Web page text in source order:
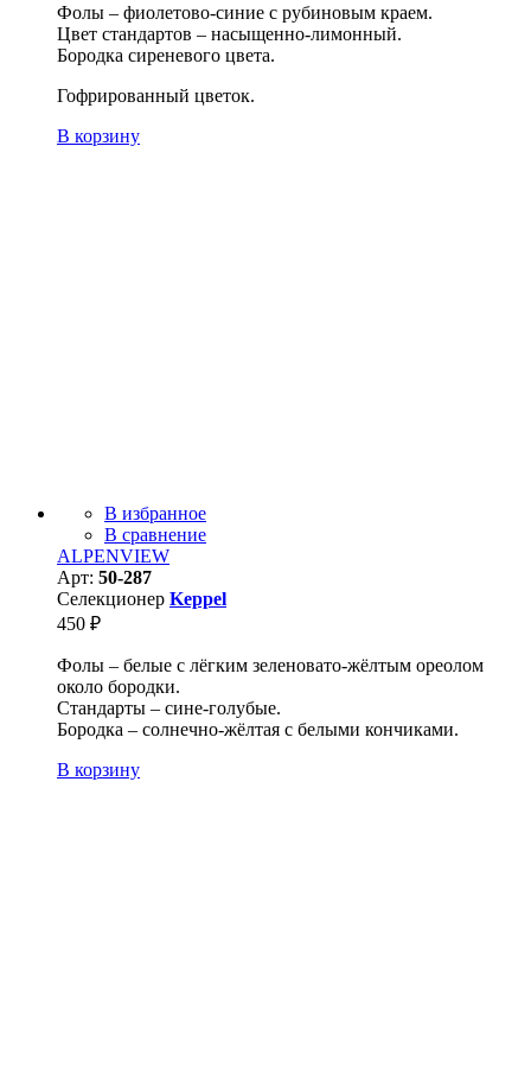
Фолы – фиолетово-синие с рубиновым краем.
Цвет стандартов – насыщенно-лимонный.
Бородка сиреневого цвета.
Гофрированный цветок.
В корзину
В избранное
В сравнение
ALPENVIEW
Арт: 50-287
Селекционер Keppel
450 ₽
Фолы – белые с лёгким зеленовато-жёлтым ореолом
около бородки.
Стандарты – сине-голубые.
Бородка – солнечно-жёлтая с белыми кончиками.
В корзину